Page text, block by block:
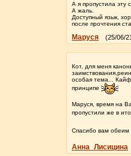
А я пропустила эту
А жаль.
Доступный язык,
после прочтения
Маруся (25/06/
Кот, для меня
особая тема...
принципе
Маруся, время на
пропустили же в
Спасибо вам обеим
Анна_Лисицина